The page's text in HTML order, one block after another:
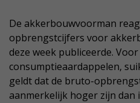
De akkerbouwvoorman
opbrengstcijfers voor
deze week publiceerde.
consumptieaardappelen,
geldt dat de bruto-
aanmerkelijk hoger zijn dan